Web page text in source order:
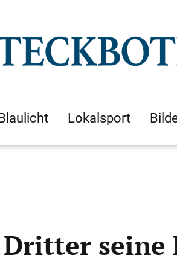
Lokalsport
seine